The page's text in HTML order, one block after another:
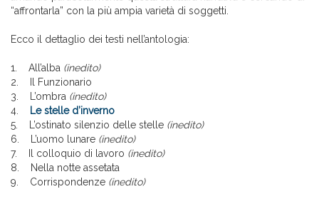
“affrontarla” con la più ampia varietà di soggetti.
Ecco il dettaglio dei testi nell’antologia:
1. All’alba (inedito)
2. Il Funzionario
3. L’ombra (inedito)
4.
Le stelle d’inverno
5. L’ostinato silenzio delle stelle (inedito)
6. L’uomo lunare (inedito)
7. Il colloquio di lavoro (inedito)
8. Nella notte assetata
9. Corrispondenze (inedito)